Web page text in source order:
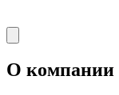
О компании